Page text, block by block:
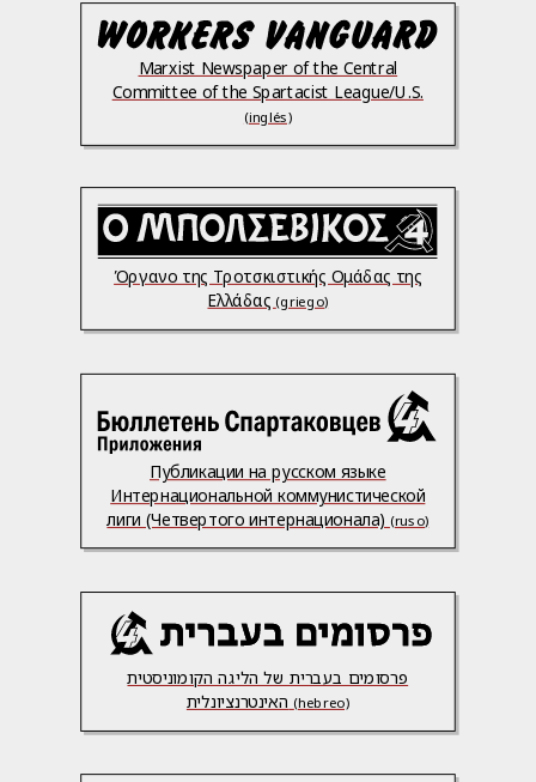
Marxist Newspaper of the Central
Committee of the Spartacist League/U.S.
(inglés)
Όργανο της Τροτσκιστικής Ομάδας της
Ελλάδας (griego)
Публикации на русском языке
Интернациональной коммунистической
лиги (Четвертого интернационала) (ruso)
פרסומים בעברית של הליגה הקומוניסטית
(hebreo)